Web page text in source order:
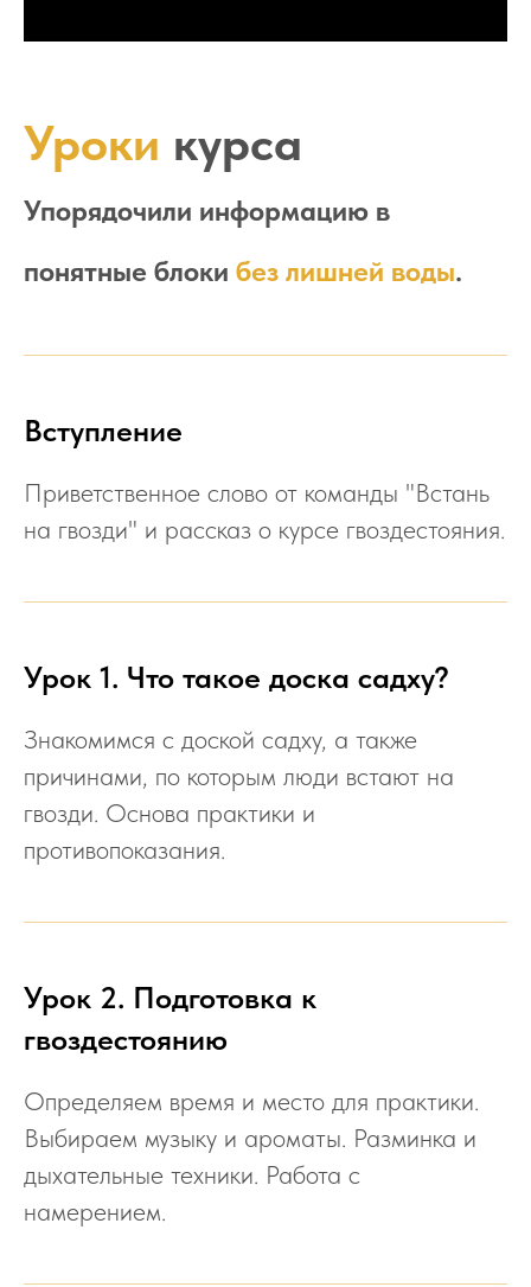
Уроки курса
Упорядочили информацию в
понятные блоки без лишней воды.
Вступление
Приветственное слово от команды "Встань
на гвозди" и рассказ о курсе гвоздестояния.
Урок 1. Что такое доска садху?
Знакомимся с доской садху, а также
причинами, по которым люди встают на
гвозди. Основа практики и
противопоказания.
Урок 2. Подготовка к
гвоздестоянию
Определяем время и место для практики.
Выбираем музыку и ароматы. Разминка и
дыхательные техники. Работа с
намерением.